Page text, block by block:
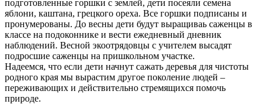
подготовленные горшки с землей, дети посеяли семена
яблони, каштана, грецкого ореха. Все горшки подписаны и
пронумерованы. До весны дети будут выращиваь саженцы в
классе на подоконнике и вести ежедневный дневник
наблюдений. Весной экоотрядовцы с учителем высадят
подросшие саженцы на пришкольном участке.
Надеемся, что если дети начнут сажать деревья для чистоты
родного края мы вырастим другое поколение людей –
переживающих и действительно стремящихся помочь
природе.